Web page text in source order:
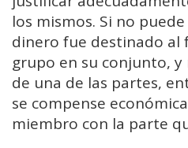
los mismos. Si no
dinero fue destinado al
grupo en su conjunto, y
de una de las partes,
se compense
miembro con la parte